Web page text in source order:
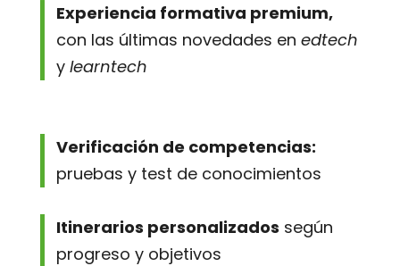
Experiencia formativa premium,
con las últimas novedades en edtech
y learntech
Verificación de competencias:
pruebas y test de conocimientos
Itinerarios personalizados según
progreso y objetivos